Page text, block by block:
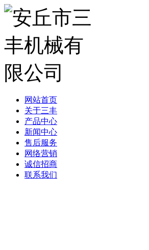
网站首页
关于三丰
产品中心
新闻中心
售后服务
网络营销
诚信招商
联系我们